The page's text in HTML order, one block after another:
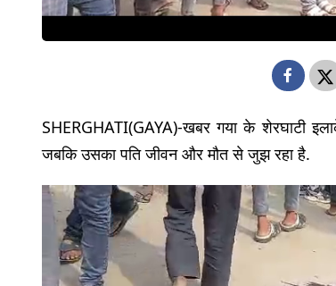
SHERGHATI(GAYA)-खबर गया के शेरघाटी
जबकि उसका पति जीवन और मौत से जुझ रहा है.